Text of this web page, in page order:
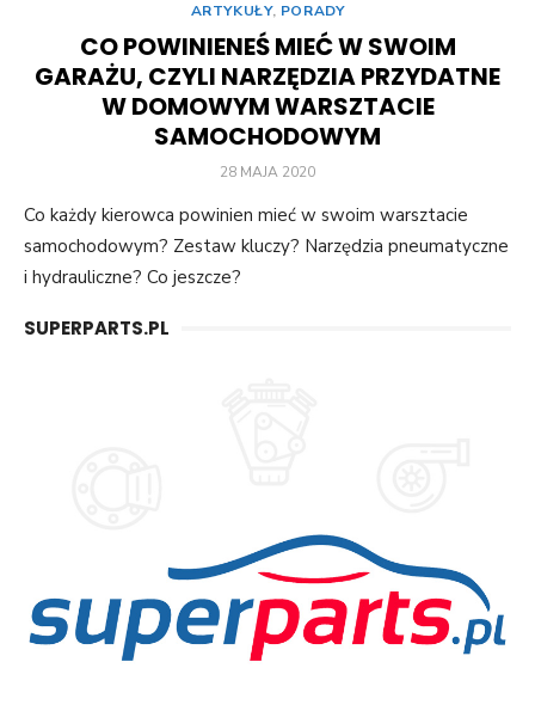
ARTYKUŁY, PORADY
CO POWINIENEŚ MIEĆ W SWOIM
GARAŻU, CZYLI NARZĘDZIA PRZYDATNE
W DOMOWYM WARSZTACIE
SAMOCHODOWYM
POSTED
28 MAJA 2020
Co każdy kierowca powinien mieć w swoim warsztacie
samochodowym? Zestaw kluczy? Narzędzia pneumatyczne
i hydrauliczne? Co jeszcze?
SUPERPARTS.PL